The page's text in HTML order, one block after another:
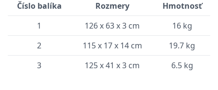
Číslo balíka Rozmery
Hmotnosť
1
126 x 63 x 3 cm
16 kg
2
115 x 17 x 14 cm
19.7 kg
3
125 x 41 x 3 cm 6.5 kg